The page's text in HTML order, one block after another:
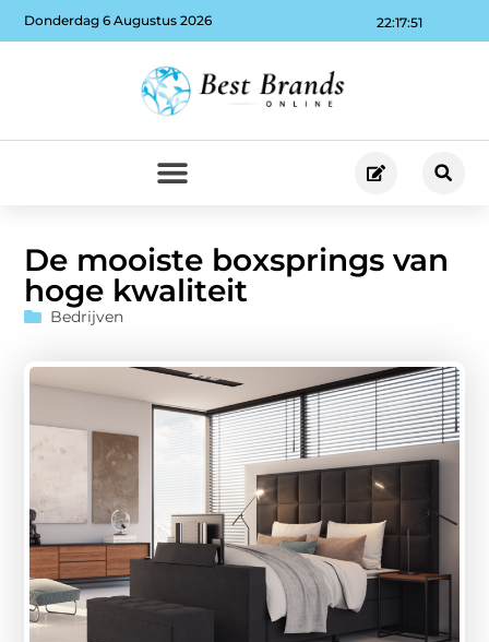
22:17:52
Donderdag 6 Augustus 2026
De mooiste boxsprings van
hoge kwaliteit
Bedrijven